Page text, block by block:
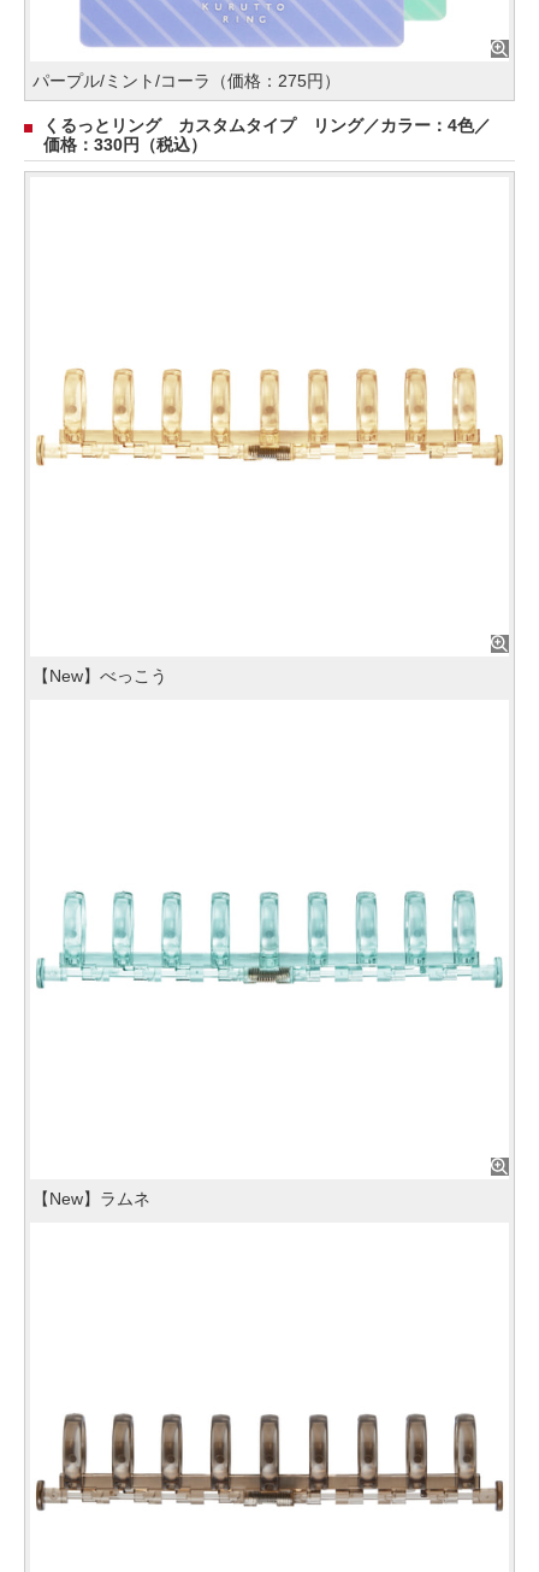
パープル/ミント/コーラ（価格：275円）
くるっとリング カスタムタイプ リング／カラー：4色／
価格：330円（税込）
【New】べっこう
【New】ラムネ